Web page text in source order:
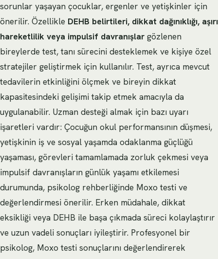
sorunlar yaşayan çocuklar, ergenler ve yetişkinler için
önerilir. Özellikle DEHB belirtileri, dikkat dağınıklığı, aşırı
hareketlilik veya impulsif davranışlar gözlenen
bireylerde test, tanı sürecini desteklemek ve kişiye özel
stratejiler geliştirmek için kullanılır. Test, ayrıca mevcut
tedavilerin etkinliğini ölçmek ve bireyin dikkat
kapasitesindeki gelişimi takip etmek amacıyla da
uygulanabilir. Uzman desteği almak için bazı uyarı
işaretleri vardır: Çocuğun okul performansının düşmesi,
yetişkinin iş ve sosyal yaşamda odaklanma güçlüğü
yaşaması, görevleri tamamlamada zorluk çekmesi veya
impulsif davranışların günlük yaşamı etkilemesi
durumunda, psikolog rehberliğinde Moxo testi ve
değerlendirmesi önerilir. Erken müdahale, dikkat
eksikliği veya DEHB ile başa çıkmada süreci kolaylaştırır
ve uzun vadeli sonuçları iyileştirir. Profesyonel bir
psikolog, Moxo testi sonuçlarını değerlendirerek